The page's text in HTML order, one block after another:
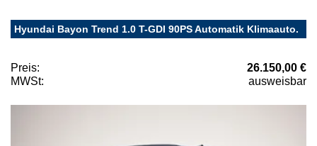
Hyundai Bayon Trend 1.0 T-GDI 90PS Automatik Klimaauto.
Preis:
26.150,00 €
MWSt:
ausweisbar